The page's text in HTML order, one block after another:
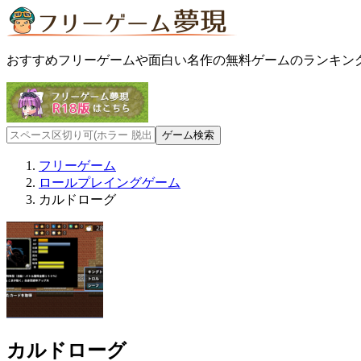
おすすめフリーゲームや面白い名作の無料ゲームのランキン
フリーゲーム
ロールプレイングゲーム
カルドローグ
カルドローグ